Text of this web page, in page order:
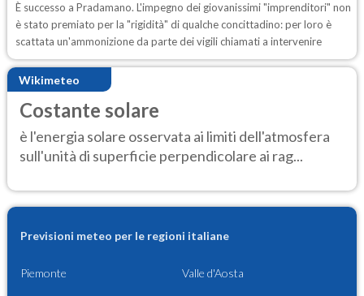
È successo a Pradamano. L'impegno dei giovanissimi "imprenditori" non
è stato premiato per la "rigidità" di qualche concittadino: per loro è
scattata un'ammonizione da parte dei vigili chiamati a intervenire
Wikimeteo
Costante solare
è l'energia solare osservata ai limiti dell'atmosfera
sull'unità di superficie perpendicolare ai rag...
Previsioni meteo per le regioni italiane
Piemonte Valle d'Aosta